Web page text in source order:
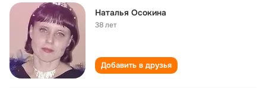
Наталья Осокина
38 лет
Добавить в друзья